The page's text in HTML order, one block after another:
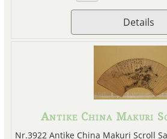
Details
Antike China Makuri
Nr.3922 Antike China Makuri Scroll